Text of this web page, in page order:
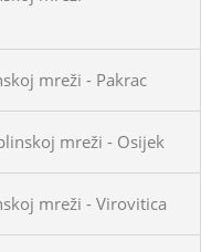
mreži - Pakrac
mreži - Osijek
mreži - Virovitica